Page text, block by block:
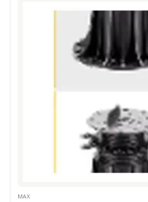
MAX